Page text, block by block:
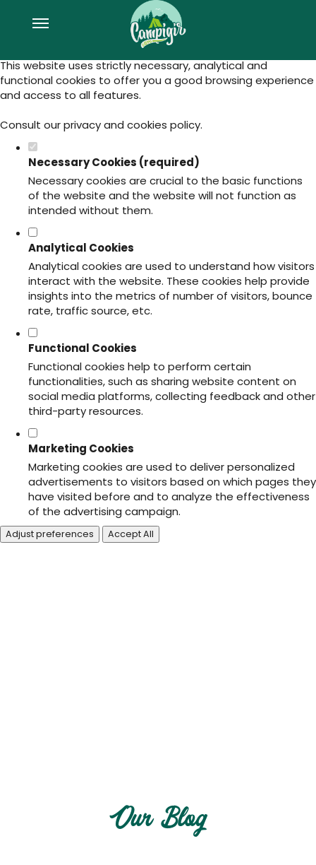
Set your cookie preferences for this
This website uses strictly necessary, analytical and
functional cookies to offer you a good browsing experience
and access to all features.
Consult ourprivacy and cookies policy.
Necessary Cookies (required)
Necessary cookies are crucial to the basic functions
of the website and the website will not function as
intended without them.
Analytical Cookies
Analytical cookies are used to understand how visitors
interact with the website. These cookies help provide
insights into the metrics of number of visitors, bounce
rate, traffic source, etc.
Functional Cookies
Functional cookies help to perform certain
functionalities, such as sharing website content on
social media platforms, collecting feedback and other
third-party resources.
Marketing Cookies
Marketing cookies are used to deliver personalized
advertisements to visitors based on which pages they
have visited before and to analyze the effectiveness
of the advertising campaign.
Adjust preferences Accept All
Our Blog